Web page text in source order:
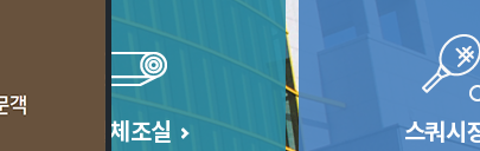
생활체조실 스쿼시